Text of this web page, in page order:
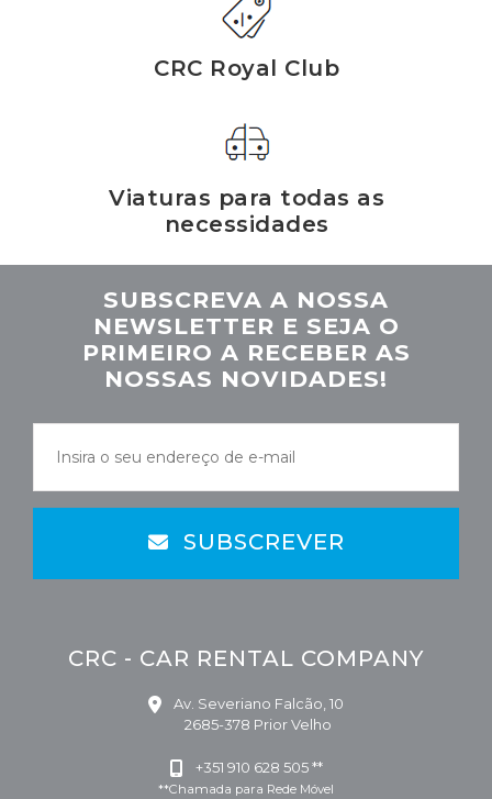
CRC Royal Club
Viaturas para todas as
necessidades
SUBSCREVA A NOSSA
NEWSLETTER E SEJA O
PRIMEIRO A RECEBER AS
NOSSAS NOVIDADES!
SUBSCREVER
CRC - CAR RENTAL COMPANY
Av. Severiano Falcão, 10
2685-378 Prior Velho
+351 910 628 505 **
**Chamada para Rede Móvel